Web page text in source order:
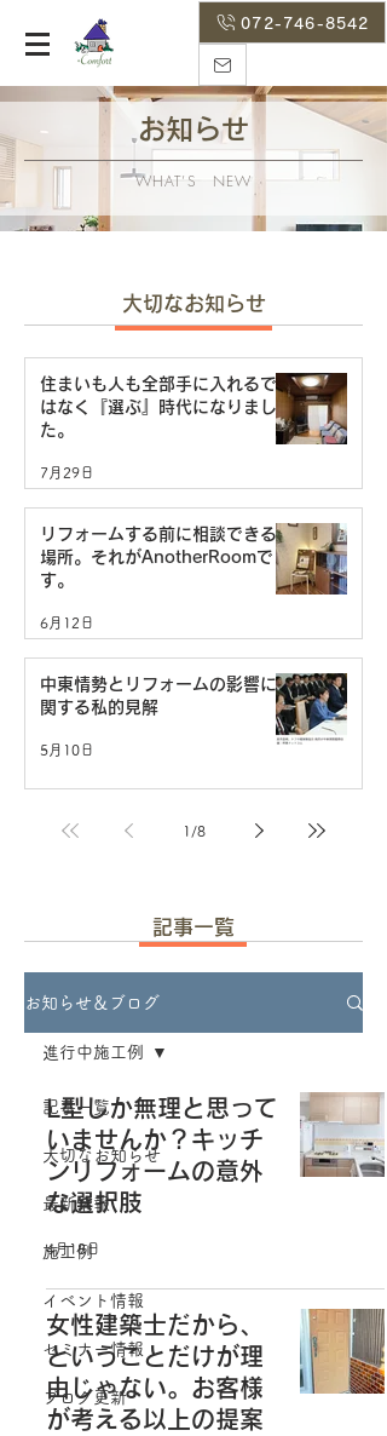
072-746-8542
お知らせ
WHAT’S NEW
大切なお知らせ
住まいも人も全部手に入れるで
はなく『選ぶ』時代になりまし
た。
7月29日
リフォームする前に相談できる
場所。それがAnotherRoomで
す。
6月12日
中東情勢とリフォームの影響に
関する私的見解
5月10日
1 /8
記事一覧
お知らせ＆ブログ
記事一覧
大切なお知らせ
最新情報
施工例
イベント情報
セミナー情報
ブログ更新
進行中施工例
L型しか無理と思って
いませんか？キッチ
ンリフォームの意外
な選択肢
4月18日
女性建築士だから、
ということだけが理
由じゃない。お客様
が考える以上の提案